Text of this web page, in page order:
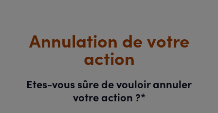
Annulation de votre
action
Etes-vous sûre de vouloir annuler
votre action ?*